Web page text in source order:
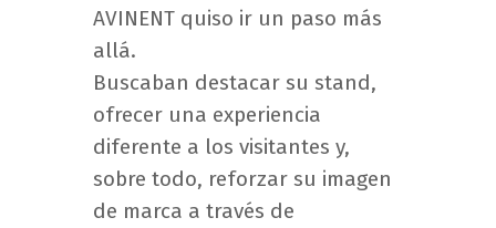
AVINENT quiso ir un paso más
allá.
Buscaban destacar su stand,
ofrecer una experiencia
diferente a los visitantes y,
sobre todo, reforzar su imagen
de marca a través de